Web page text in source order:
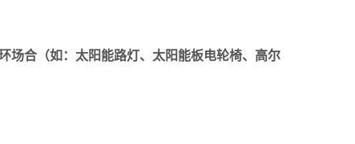
场合（如：太阳能路灯、太阳能板电轮椅、高尔